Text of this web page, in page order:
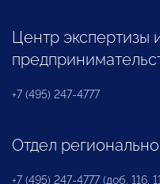
Центр экспертизы
+7 (495) 247-4777
Отдел
+7 (495) 247-4777 (доб. 116,